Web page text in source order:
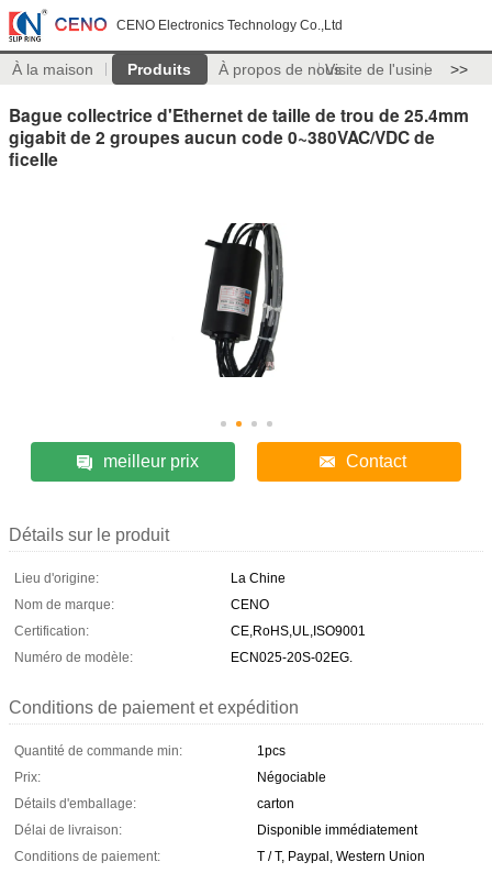
CENO Electronics Technology Co.,Ltd
À la maison Produits À propos de nousVisite de l'usine >>
Bague collectrice d'Ethernet de taille de trou de 25.4mm
gigabit de 2 groupes aucun code 0~380VAC/VDC de
ficelle
meilleur prix Contact
Détails sur le produit
Lieu d'origine:
La Chine
Nom de marque:
CENO
Certification:
CE,RoHS,UL,ISO9001
Numéro de modèle:
ECN025-20S-02EG.
Conditions de paiement et expédition
Quantité de commande min:
1pcs
Prix:
Négociable
Détails d'emballage:
carton
Délai de livraison:
Disponible immédiatement
Conditions de paiement:
T / T, Paypal, Western Union